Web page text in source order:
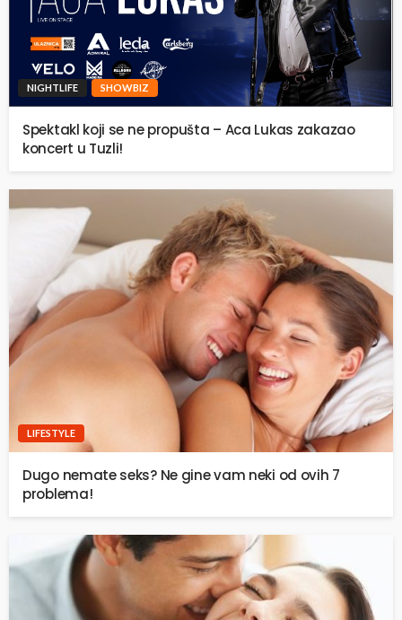
NIGHTLIFE SHOWBIZ
Spektakl koji se ne propušta – Aca Lukas zakazao
koncert u Tuzli!
LIFESTYLE
Dugo nemate seks? Ne gine vam neki od ovih 7
problema!